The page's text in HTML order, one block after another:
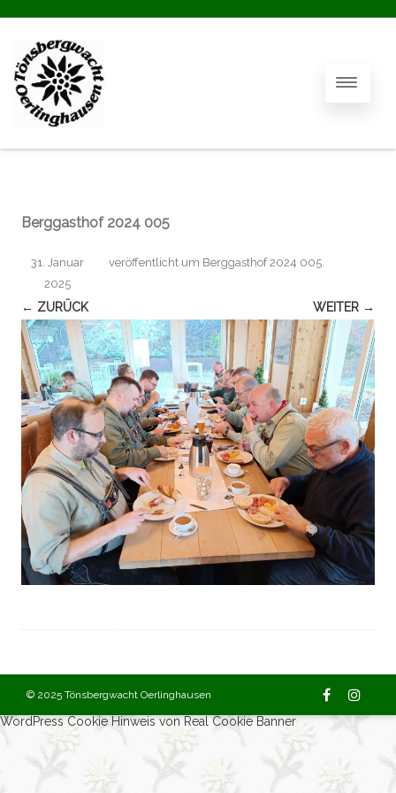
Berggasthof 2024 005
veröffentlicht
31. Januar
2025
um Berggasthof 2024 005.
← ZURÜCK WEITER →
© 2025 Tönsbergwacht Oerlinghausen
WordPress Cookie Hinweis von Real Cookie Banner